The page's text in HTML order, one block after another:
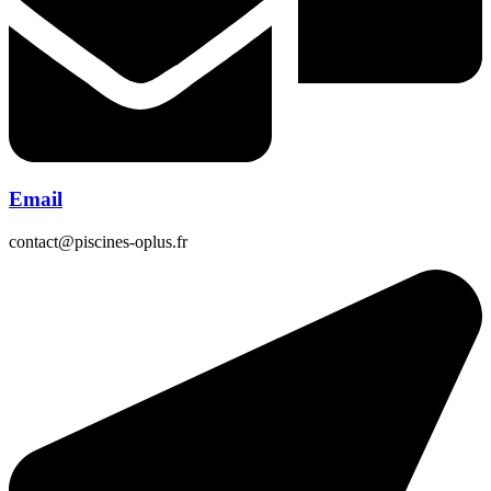
Email
contact@piscines-oplus.fr